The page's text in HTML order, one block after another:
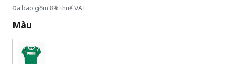
đến
Đã bao gồm 8% thuế VAT
Màu